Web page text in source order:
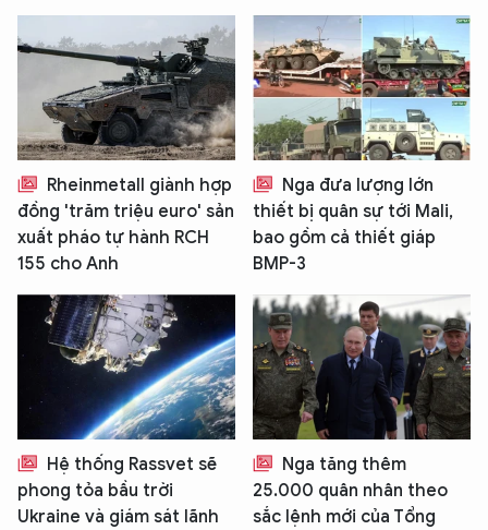
Rheinmetall giành hợp
đồng 'trăm triệu euro' sản
xuất pháo tự hành RCH
155 cho Anh
Nga đưa lượng lớn
thiết bị quân sự tới Mali,
bao gồm cả thiết giáp
BMP-3
Hệ thống Rassvet sẽ
phong tỏa bầu trời
Ukraine và giám sát lãnh
Nga tăng thêm
25.000 quân nhân theo
sắc lệnh mới của Tổng